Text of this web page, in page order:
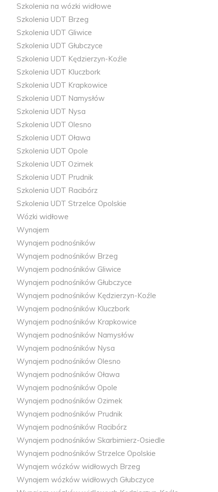
Szkolenia na wózki widłowe
Szkolenia UDT Brzeg
Szkolenia UDT Gliwice
Szkolenia UDT Głubczyce
Szkolenia UDT Kędzierzyn-Koźle
Szkolenia UDT Kluczbork
Szkolenia UDT Krapkowice
Szkolenia UDT Namysłów
Szkolenia UDT Nysa
Szkolenia UDT Olesno
Szkolenia UDT Oława
Szkolenia UDT Opole
Szkolenia UDT Ozimek
Szkolenia UDT Prudnik
Szkolenia UDT Racibórz
Szkolenia UDT Strzelce Opolskie
Wózki widłowe
Wynajem
Wynajem podnośników
Wynajem podnośników Brzeg
Wynajem podnośników Gliwice
Wynajem podnośników Głubczyce
Wynajem podnośników Kędzierzyn-Koźle
Wynajem podnośników Kluczbork
Wynajem podnośników Krapkowice
Wynajem podnośników Namysłów
Wynajem podnośników Nysa
Wynajem podnośników Olesno
Wynajem podnośników Oława
Wynajem podnośników Opole
Wynajem podnośników Ozimek
Wynajem podnośników Prudnik
Wynajem podnośników Racibórz
Wynajem podnośników Skarbimierz-Osiedle
Wynajem podnośników Strzelce Opolskie
Wynajem wózków widłowych Brzeg
Wynajem wózków widłowych Głubczyce